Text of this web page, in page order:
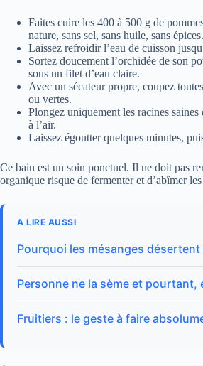
Faites cuire les 400 à 500 g de
nature, sans sel, sans huile, sans épices.
Laissez refroidir l’eau de cuisson
Sortez doucement l’orchidée de son
sous un filet d’eau claire.
Avec un sécateur propre, coupez
ou vertes.
Plongez uniquement les racines
à l’air.
Laissez égoutter quelques minutes,
Ce bain est un soin ponctuel. Il ne doit pas
organique risque de fermenter et d’abîmer
A LIRE AUSSI
Pourquoi les mésanges
Personne ne la sème et
Fruitiers : le geste à faire